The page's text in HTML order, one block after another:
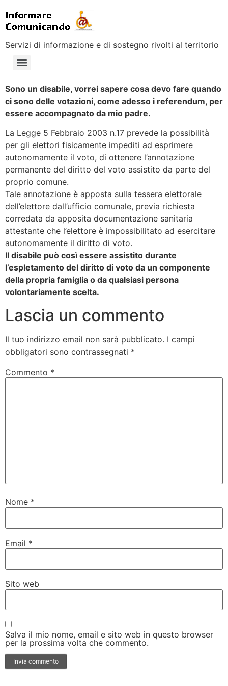
Servizi di informazione e di sostegno rivolti al territorio
Sono un disabile, vorrei sapere cosa devo fare quando
ci sono delle votazioni, come adesso i referendum, per
essere accompagnato da mio padre.
La Legge 5 Febbraio 2003 n.17 prevede la possibilità
per gli elettori fisicamente impediti ad esprimere
autonomamente il voto, di ottenere l’annotazione
permanente del diritto del voto assistito da parte del
proprio comune.
Tale annotazione è apposta sulla tessera elettorale
dell’elettore dall’ufficio comunale, previa richiesta
corredata da apposita documentazione sanitaria
attestante che l’elettore è impossibilitato ad esercitare
autonomamente il diritto di voto.
Il disabile può così essere assistito durante
l’espletamento del diritto di voto da un componente
della propria famiglia o da qualsiasi persona
volontariamente scelta.
Lascia un commento
Il tuo indirizzo email non sarà pubblicato. I campi
obbligatori sono contrassegnati *
Commento *
Nome *
Email *
Sito web
Salva il mio nome, email e sito web in questo browser
per la prossima volta che commento.